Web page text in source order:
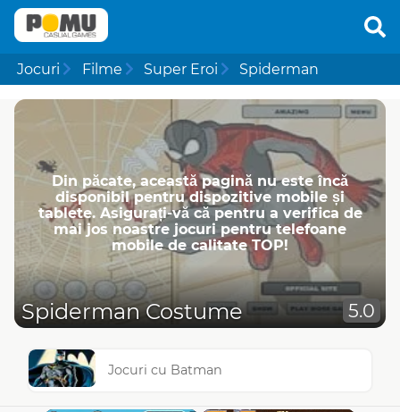
Jocuri Filme Super Eroi Spiderman
Din păcate, această pagină nu este încă
disponibil pentru dispozitive mobile și
tablete. Asigurați-vă că pentru a verifica de
mai jos noastre jocuri pentru telefoane
mobile de calitate TOP!
Spiderman Costume 5.0
Jocuri cu Batman